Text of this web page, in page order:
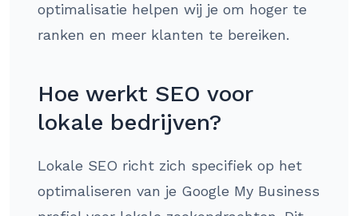
optimalisatie helpen wij je om hoger te
ranken en meer klanten te bereiken.
Hoe werkt SEO voor
lokale bedrijven?
Lokale SEO richt zich specifiek op het
optimaliseren van je Google My Business